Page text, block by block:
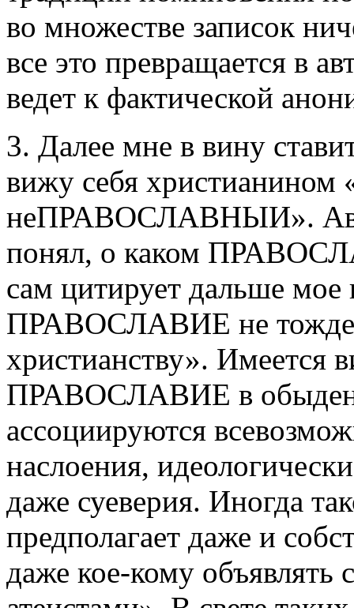
во множестве записок
все это превращается в
ведет к фактической
3. Далее мне в вину
вижу себя христианином
неПРАВОСЛАВНЫИ».
понял, о каком
сам цитирует дальше
ПРАВОСЛАВИЕ не
христианству». Имеется
ПРАВОСЛАВИЕ в
ассоциируются
наслоения,
даже суеверия. Иногда
предполагает даже и
даже кое-кому объявлять